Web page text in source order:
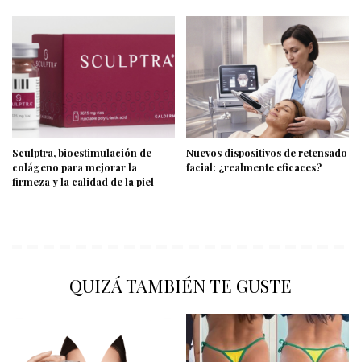
Sculptra, bioestimulación de
colágeno para mejorar la
firmeza y la calidad de la piel
Nuevos dispositivos de retensado
facial: ¿realmente eficaces?
QUIZÁ TAMBIÉN TE GUSTE